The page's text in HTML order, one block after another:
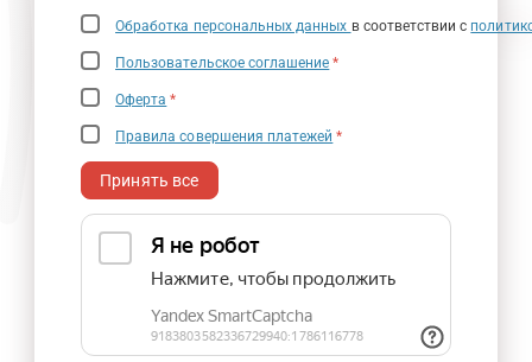
Обработка персональных данных в соответствии с
Пользовательское соглашение *
Оферта *
Правила совершения платежей *
Принять все